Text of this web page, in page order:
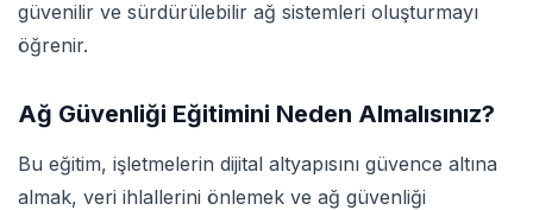
güvenilir ve sürdürülebilir ağ sistemleri oluşturmayı
öğrenir.
Ağ Güvenliği Eğitimini Neden Almalısınız?
Bu eğitim, işletmelerin dijital altyapısını güvence altına
almak, veri ihlallerini önlemek ve ağ güvenliği